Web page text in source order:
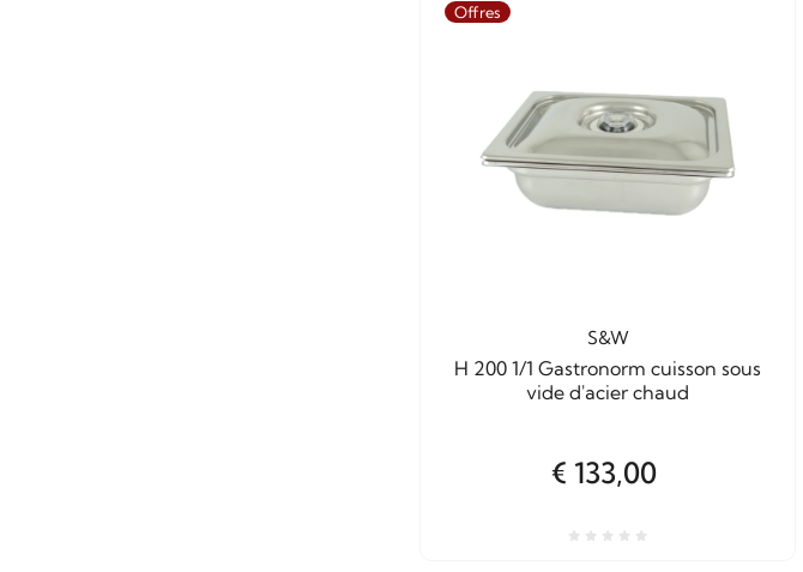
Offres
S&W
H 200 1/1 Gastronorm cuisson sous
vide d'acier chaud
€ 133,00